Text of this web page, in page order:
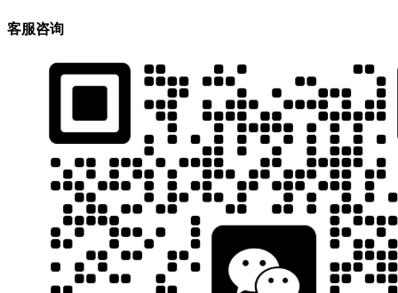
客服咨询